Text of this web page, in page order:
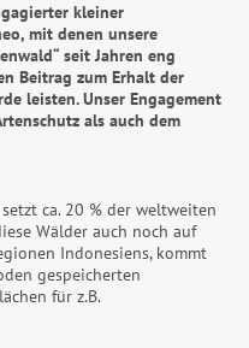
kleiner
mit denen unsere
seit Jahren eng
Beitrag zum Erhalt der
leisten. Unser Engagement
als auch dem
ca. 20 % der weltweiten
Wälder auch noch auf
Indonesiens, kommt
gespeicherten
für z.B.